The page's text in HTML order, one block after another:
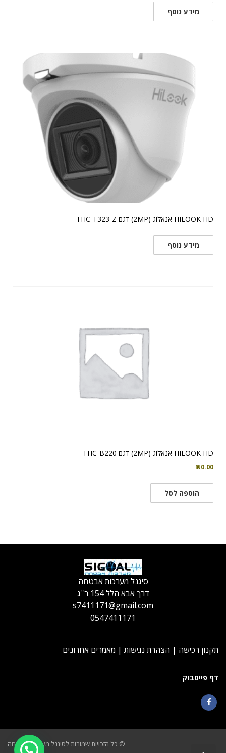
מידע נוסף
HILOOK HD אנאלוג (2MP) דגם THC-T323-Z
מידע נוסף
HILOOK HD אנאלוג (2MP) דגם THC-B220
₪0.00
הוספה לסל
סיגנל מערכות אבטחה
דרך אבא הלל 154 ר''ג
s7411171@gmail.com
0547411171
תקנון רכישה | הצהרת נגישות | מאמרים אחרונים
דף פייסבוק
© כל הזכויות שמורות לסיגנל מערכות אבטחה